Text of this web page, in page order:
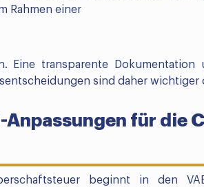
Rahmen einer
Eine transparente Dokumentation
sind daher wichtiger
Anpassungen für die
beginnt in den